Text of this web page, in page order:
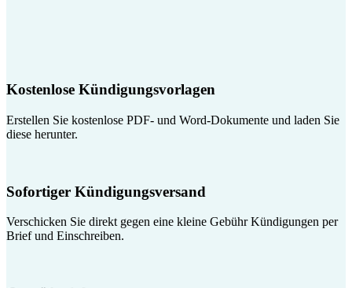
Kostenlose Kündigungsvorlagen
Erstellen Sie kostenlose PDF- und Word-Dokumente und laden Sie
diese herunter.
Sofortiger Kündigungsversand
Verschicken Sie direkt gegen eine kleine Gebühr Kündigungen per
Brief und Einschreiben.